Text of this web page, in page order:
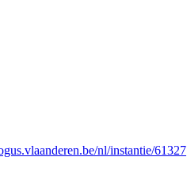
nl/instantie/61327